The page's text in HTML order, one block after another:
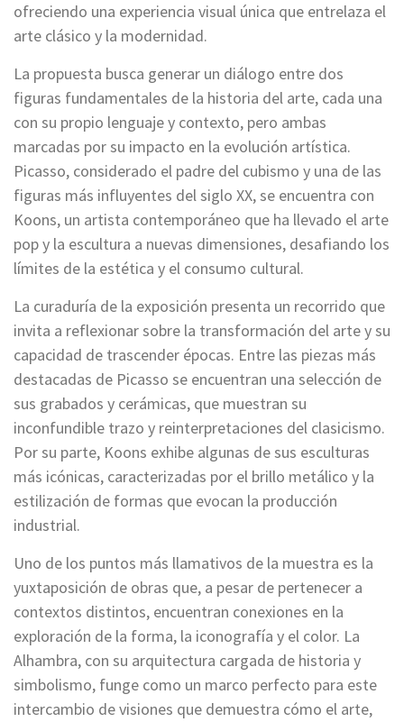
ofreciendo una experiencia visual única que entrelaza el
arte clásico y la modernidad.
La propuesta busca generar un diálogo entre dos
figuras fundamentales de la historia del arte, cada una
con su propio lenguaje y contexto, pero ambas
marcadas por su impacto en la evolución artística.
Picasso, considerado el padre del cubismo y una de las
figuras más influyentes del siglo XX, se encuentra con
Koons, un artista contemporáneo que ha llevado el arte
pop y la escultura a nuevas dimensiones, desafiando los
límites de la estética y el consumo cultural.
La curaduría de la exposición presenta un recorrido que
invita a reflexionar sobre la transformación del arte y su
capacidad de trascender épocas. Entre las piezas más
destacadas de Picasso se encuentran una selección de
sus grabados y cerámicas, que muestran su
inconfundible trazo y reinterpretaciones del clasicismo.
Por su parte, Koons exhibe algunas de sus esculturas
más icónicas, caracterizadas por el brillo metálico y la
estilización de formas que evocan la producción
industrial.
Uno de los puntos más llamativos de la muestra es la
yuxtaposición de obras que, a pesar de pertenecer a
contextos distintos, encuentran conexiones en la
exploración de la forma, la iconografía y el color. La
Alhambra, con su arquitectura cargada de historia y
simbolismo, funge como un marco perfecto para este
intercambio de visiones que demuestra cómo el arte,